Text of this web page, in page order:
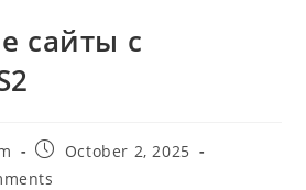
сайты с
Post
published:
October 2, 2025